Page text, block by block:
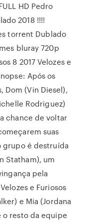
HD Pedro
2018 !!!!
torrent Dublado
bluray 720p
8 2017 Velozes e
Após os
Dom (Vin Diesel),
Rodriguez)
chance de voltar
suas
grupo é destruída
Statham), um
pela
e Furiosos
e Mia (Jordana
o resto da equipe